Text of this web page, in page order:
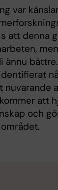
var
att denna
ännu
nuvarande
att
och